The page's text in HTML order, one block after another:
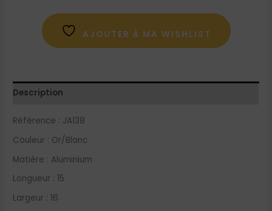
AJOUTER À MA WISHLIST
Description
Référence : JA138
Couleur : Or/Blanc
Matière : Aluminium
Longueur : 15
Largeur : 16